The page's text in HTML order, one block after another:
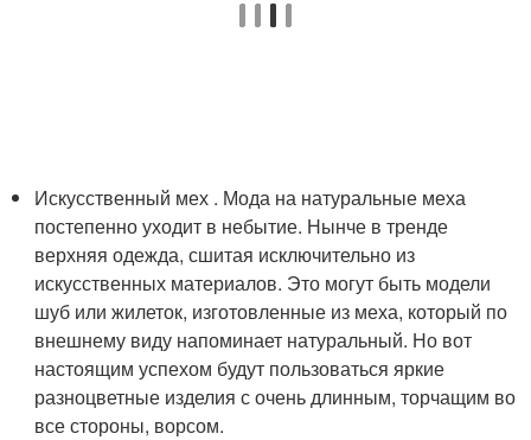
Искусственный мех . Мода на натуральные меха
постепенно уходит в небытие. Нынче в тренде
верхняя одежда, сшитая исключительно из
искусственных материалов. Это могут быть модели
шуб или жилеток, изготовленные из меха, который по
внешнему виду напоминает натуральный. Но вот
настоящим успехом будут пользоваться яркие
разноцветные изделия с очень длинным, торчащим во
все стороны, ворсом.